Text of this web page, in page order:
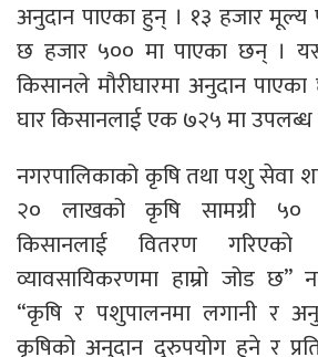
अनुदान पाएका हुन् । १३ हजार मूल्य
छ हजार ५०० मा पाएका छन् ।
किसानले मौरीघारमा अनुदान
घार किसानलाई एक ७२५ मा उपलब्ध
नगरपालिकाको कृषि तथा पशु सेवा
२० लाखको कृषि सामग्री ५०
किसानलाई वितरण
व्यावसायिकरणमा हाम्रो जोड
“कृषि र पशुपालनमा लगानी र
कृषिको अनुदान दुरुपयोग हुने र